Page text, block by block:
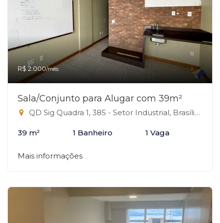
R$ 2.000/mês
Sala/Conjunto para Alugar com 39m²
QD Sig Quadra 1, 385 - Setor Industrial, Brasília-DF
39 m² 1 Banheiro 1 Vaga
Mais informações